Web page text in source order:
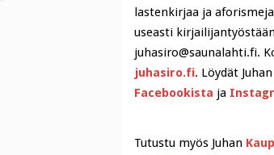
lastenkirjaa ja
useasti
juhasiro@saunalahti.fi.
juhasiro.fi. Löydät
Facebookista ja
Tutustu myös Juhan